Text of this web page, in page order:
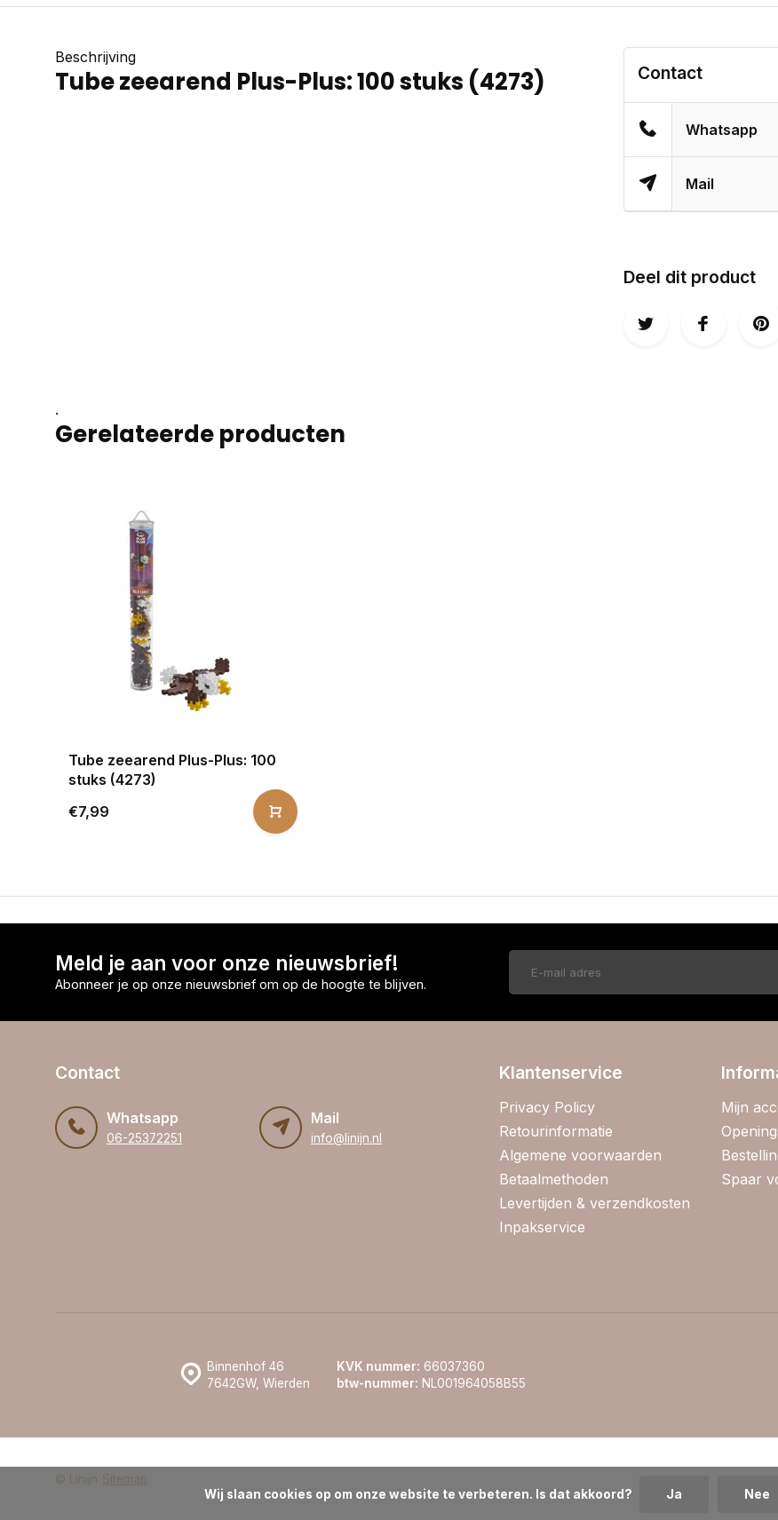
Beschrijving
Tube zeearend Plus-Plus: 100 stuks (4273) Contact
Whatsapp
Mail
Deel dit product
.
Gerelateerde producten
Tube zeearend Plus-Plus: 100
stuks (4273)
€7,99
Meld je aan voor onze nieuwsbrief!
Abonneer je op onze nieuwsbrief om op de hoogte te blijven.
Contact
Whatsapp
06-25372251
Mail
info@linijn.nl
Klantenservice
Privacy Policy
Retourinformatie
Algemene voorwaarden
Betaalmethoden
Levertijden & verzendkosten
Inpakservice
Mijn
Spaar
Binnenhof 46
7642GW, Wierden
KVK nummer: 66037360
btw-nummer: NL001964058B55
© Linijn Sitemap
Wij slaan cookies op om onze website te verbeteren. Is dat akkoord?
Ja Nee